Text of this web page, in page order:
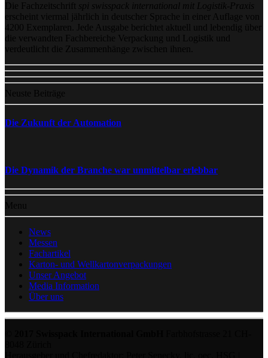
Die Fachzeitschrift
spi swisspack international mit Logistik-Praxis
erscheint viermal jährlich in deutscher Sprache in einer Auflage von
4200 Exemplaren. Jede Ausgabe berichtet aktuell und lebendig über
die verwandten Fachbereiche Verpackung und Logistik und
verdeutlicht die Zusammenhänge zwischen ihnen.
Neuste Beiträge
Die Zukunft der Automation
Die Dynamik der Branche war unmittelbar erlebbar
Menu
News
Messen
Fachartikel
Karton- und Wellkartonverpackungen
Unser Angebot
Media Information
Über uns